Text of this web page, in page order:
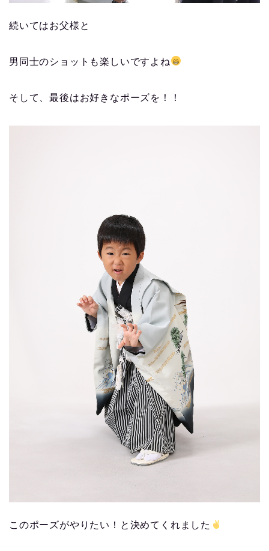
続いてはお父様と
男同士のショットも楽しいですよね
そして、最後はお好きなポーズを！！
このポーズがやりたい！と決めてくれました